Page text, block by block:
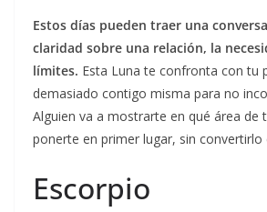
Estos días pueden traer una
claridad sobre una relación, la
límites. Esta Luna te confronta con tu
demasiado contigo misma para no
Alguien va a mostrarte en qué área de
ponerte en primer lugar, sin convertirlo
Escorpio